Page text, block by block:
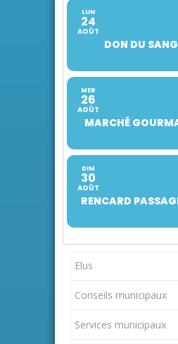
LUN
24
AOÛT
DON DU SANG
MER
26
AOÛT
MARCHÉ
DIM
30
AOÛT
RENCARD
Elus
Conseils municipaux
Services municipaux